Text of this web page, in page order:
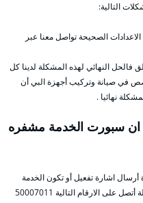
التالية:
الصحيحة تواصل معنا عبر
فالحل النهائي لهذه المشكلة لدينا كل
في صيانة وتركيب أجهزة البي أن
نهائيا .
سبورت الخدمة مشفره
اشارة تفعيل أو تكون الخدمة
الارقام التالية 50007011